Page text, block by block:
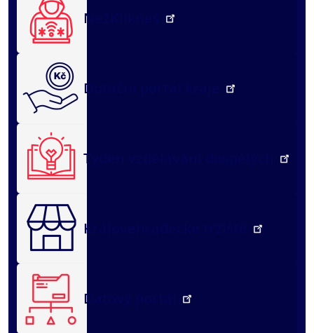
NežKlikneš
Dotační portál kraje
Týden vzdělávání dospělých
Královéhradecké tržiště
Datový portál